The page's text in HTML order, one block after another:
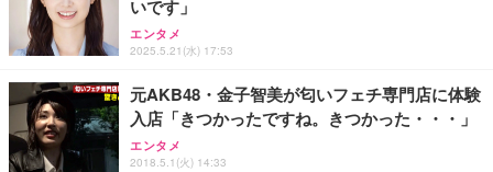
いです」
エンタメ
2025.5.21(水) 17:53
元AKB48・金子智美が匂いフェチ専門店に体験
入店「きつかったですね。きつかった・・・」
エンタメ
2018.5.1(火) 14:33